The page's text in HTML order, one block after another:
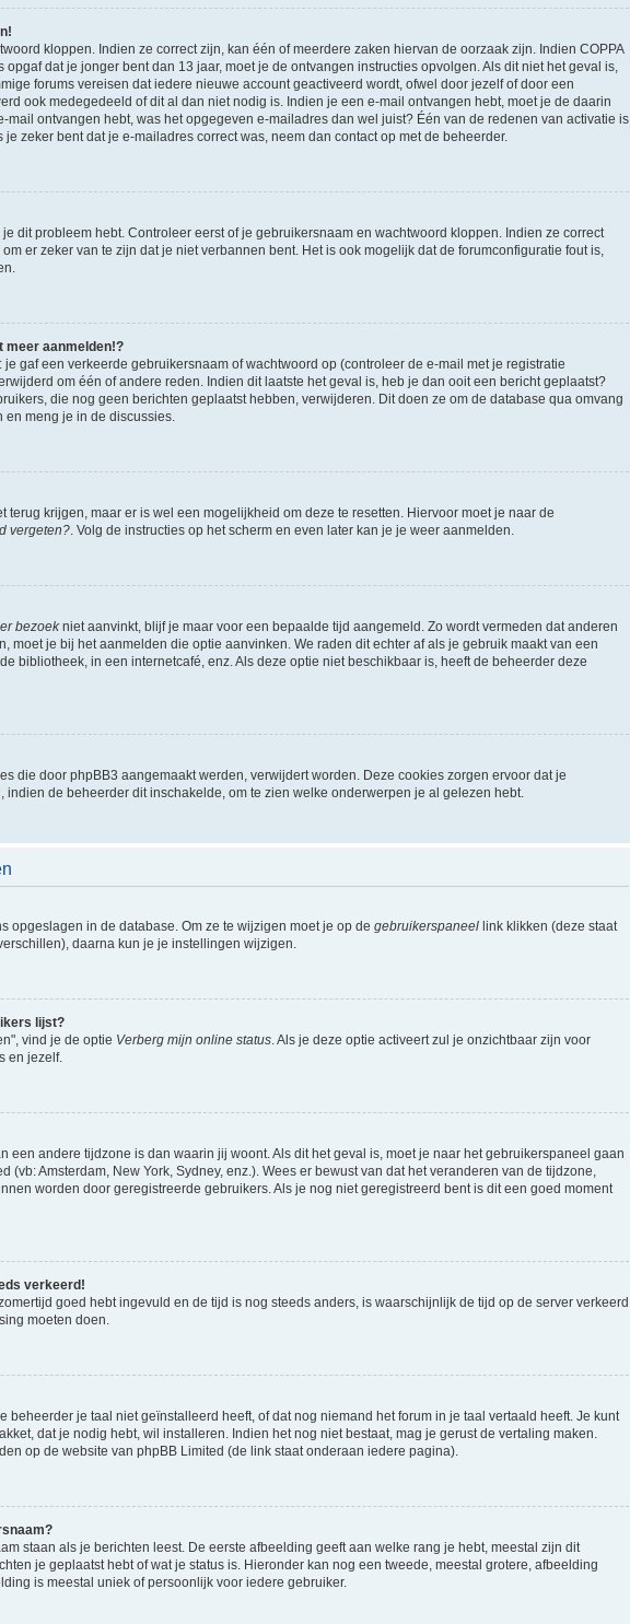
kloppen. Indien ze correct zijn, kan één of meerdere zaken hiervan de oorzaak zijn. Indien COPPA
dat je jonger bent dan 13 jaar, moet je de ontvangen instructies opvolgen. Als dit niet het geval is,
forums vereisen dat iedere nieuwe account geactiveerd wordt, ofwel door jezelf of door een
ook medegedeeld of dit al dan niet nodig is. Indien je een e-mail ontvangen hebt, moet je de daarin
mail ontvangen hebt, was het opgegeven e-mailadres dan wel juist? Één van de redenen van activatie is
zeker bent dat je e-mailadres correct was, neem dan contact op met de beheerder.
dit probleem hebt. Controleer eerst of je gebruikersnaam en wachtwoord kloppen. Indien ze correct
er zeker van te zijn dat je niet verbannen bent. Het is ook mogelijk dat de forumconfiguratie fout is,
meer aanmelden!?
gaf een verkeerde gebruikersnaam of wachtwoord op (controleer de e-mail met je registratie
om één of andere reden. Indien dit laatste het geval is, heb je dan ooit een bericht geplaatst?
die nog geen berichten geplaatst hebben, verwijderen. Dit doen ze om de database qua omvang
meng je in de discussies.
krijgen, maar er is wel een mogelijkheid om deze te resetten. Hiervoor moet je naar de
vergeten? . Volg de instructies op het scherm en even later kan je je weer aanmelden.
bezoekniet aanvinkt, blijf je maar voor een bepaalde tijd aangemeld. Zo wordt vermeden dat anderen
moet je bij het aanmelden die optie aanvinken. We raden dit echter af als je gebruik maakt van een
bibliotheek, in een internetcafé, enz. Als deze optie niet beschikbaar is, heeft de beheerder deze
die door phpBB3 aangemaakt werden, verwijdert worden. Deze cookies zorgen ervoor dat je
de beheerder dit inschakelde, om te zien welke onderwerpen je al gelezen hebt.
opgeslagen in de database. Om ze te wijzigen moet je op de gebruikerspaneel link klikken (deze staat
daarna kun je je instellingen wijzigen.
lijst?
vind je de optie Verberg mijn online status . Als je deze optie activeert zul je onzichtbaar zijn voor
en jezelf.
een andere tijdzone is dan waarin jij woont. Als dit het geval is, moet je naar het gebruikerspaneel gaan
Amsterdam, New York, Sydney, enz.). Wees er bewust van dat het veranderen van de tijdzone,
worden door geregistreerde gebruikers. Als je nog niet geregistreerd bent is dit een goed moment
verkeerd!
goed hebt ingevuld en de tijd is nog steeds anders, is waarschijnlijk de tijd op de server verkeerd
moeten doen.
beheerder je taal niet geïnstalleerd heeft, of dat nog niemand het forum in je taal vertaald heeft. Je kunt
dat je nodig hebt, wil installeren. Indien het nog niet bestaat, mag je gerust de vertaling maken.
op de website van phpBB Limited (de link staat onderaan iedere pagina).
staan als je berichten leest. De eerste afbeelding geeft aan welke rang je hebt, meestal zijn dit
je geplaatst hebt of wat je status is. Hieronder kan nog een tweede, meestal grotere, afbeelding
is meestal uniek of persoonlijk voor iedere gebruiker.